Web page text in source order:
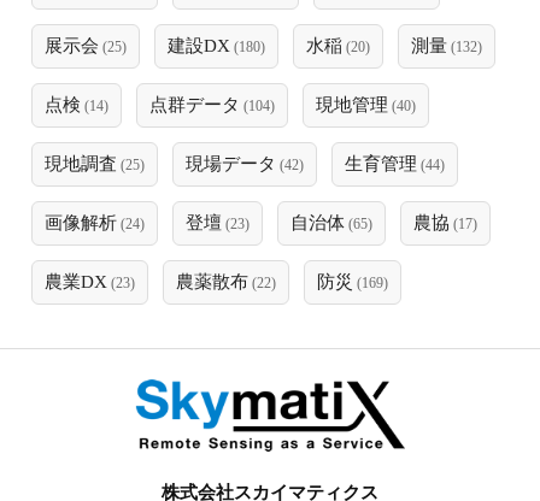
展示会 (25) 建設DX (180) 水稲 (20) 測量 (132)
点検 (14) 点群データ (104) 現地管理 (40)
現地調査 (25) 現場データ (42) 生育管理 (44)
画像解析 (24) 登壇 (23) 自治体 (65) 農協 (17)
農業DX (23) 農薬散布 (22) 防災 (169)
株式会社スカイマティクス